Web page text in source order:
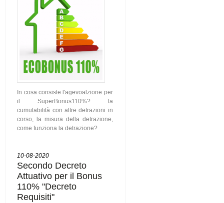
In cosa consiste l'agevoalzione per
il SuperBonus110%? la
cumulabilità con altre detrazioni in
corso, la misura della detrazione,
come funziona la detrazione?
10-08-2020
Secondo Decreto
Attuativo per il Bonus
110% "Decreto
Requisiti"